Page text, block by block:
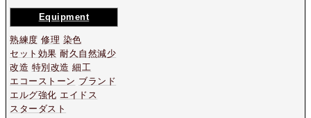
Equipment
熟練度 修理 染色
セット効果 耐久自然減少
改造 特別改造 細工
エコーストーン ブランド
エルグ強化 エイドス
スターダスト